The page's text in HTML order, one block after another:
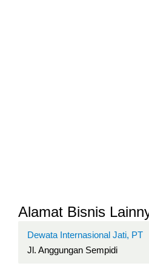
Alamat Bisnis
Dewata Internasional Jati, PT
Jl. Anggungan Sempidi